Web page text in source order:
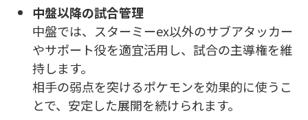
中盤以降の試合管理
中盤では、スターミーex以外のサブアタッカー
やサポート役を適宜活用し、試合の主導権を維
持します。
相手の弱点を突けるポケモンを効果的に使うこ
とで、安定した展開を続けられます。